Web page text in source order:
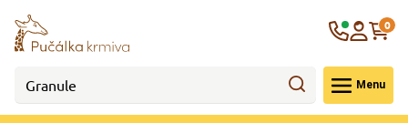
Menu
0
psov
Pre psov
mačky
Pre mačky
cicavce
Drobné cicavce
sezóna
Letná sezóna
Výpredaj
CZK